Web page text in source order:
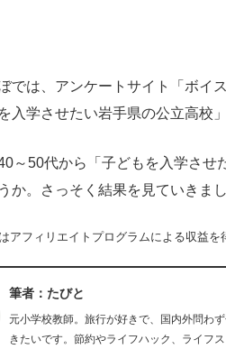
では、アンケートサイト「ボイ
を入学させたい岩手県の公立高
～50代から「子どもを入学させ
か。さっそく結果を見ていきま
アフィリエイトプログラムによる収益を
筆者：たびと
元小学校教師。旅行が好きで、国内外問わ
きたいです。節約やライフハック、ライフ